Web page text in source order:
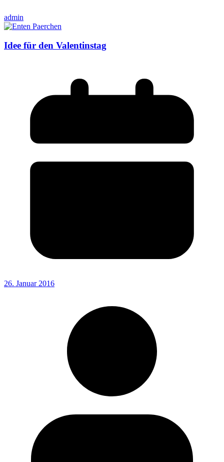
admin
Idee für den Valentinstag
26. Januar 2016